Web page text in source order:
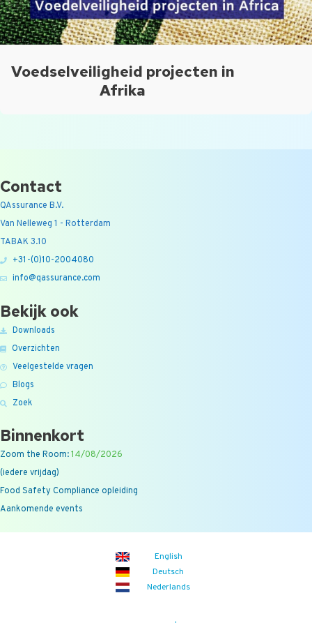
Voedselveiligheid projecten in
Afrika
Contact
QAssurance B.V.
Van Nelleweg 1 - Rotterdam
TABAK 3.10
+31-(0)10-2004080
info@qassurance.com
Bekijk ook
Downloads
Overzichten
Veelgestelde vragen
Blogs
Zoek
Binnenkort
Zoom the Room:14/08/2026
(iedere vrijdag)
Food Safety Compliance opleiding
Aankomende events
English
Deutsch
Nederlands